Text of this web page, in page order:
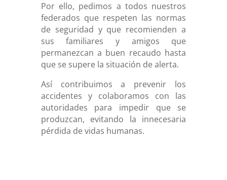
Por ello, pedimos a todos nuestros
federados que respeten las normas
de seguridad y que recomienden a
sus familiares y amigos que
permanezcan a buen recaudo hasta
que se supere la situación de alerta.
Así contribuimos a prevenir los
accidentes y colaboramos con las
autoridades para impedir que se
produzcan, evitando la innecesaria
pérdida de vidas humanas.